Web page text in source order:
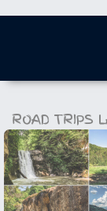
ROAD TRIPS